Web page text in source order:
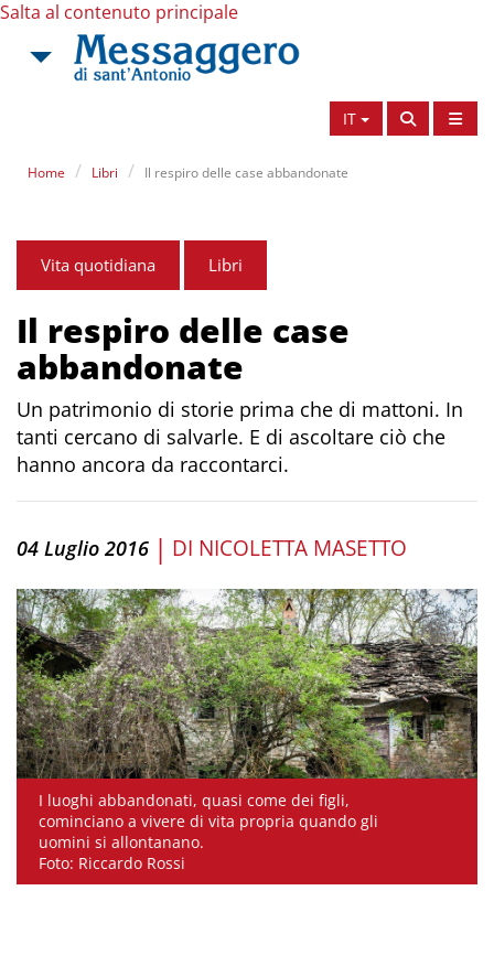
Salta al contenuto principale
IT
Home Libri Il respiro delle case abbandonate
Vita quotidiana Libri
Il respiro delle case
abbandonate
Un patrimonio di storie prima che di mattoni. In
tanti cercano di salvarle. E di ascoltare ciò che
hanno ancora da raccontarci.
04 Luglio 2016 | DI NICOLETTA MASETTO
I luoghi abbandonati, quasi come dei figli,
cominciano a vivere di vita propria quando gli
uomini si allontanano.
Foto: Riccardo Rossi